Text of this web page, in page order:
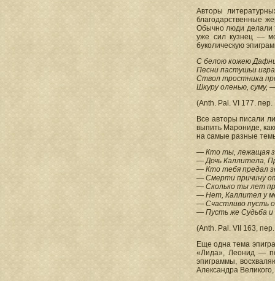
Авторы
благодарственные
Обычно люди делали
уже сил кузнец —
буколическую
С белою кожею
Песни пастушьи
Ствол тростника
Шкуру оленью, суму,
(Anth. Pal. VI 177.
Все авторы писали
выпить Марониде,
на самые разные
— Кто ты, лежащая
— Дочь Каллитела,
— Кто тебя предал
— Смерти причину
— Сколько ты лет
— Нет, Каллител у
— Счастливо пусть
— Пусть же Судьба и
(Anth. Pal. VII 163,
Еще одна тема
«Лида», Леонид —
эпиграммы,
Александра